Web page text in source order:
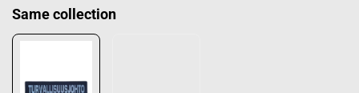
Same collection